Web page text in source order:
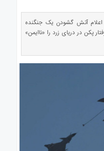
اعلام آتش گشودن یک جنگنده
پکن در دریای زرد را «ناایمن»